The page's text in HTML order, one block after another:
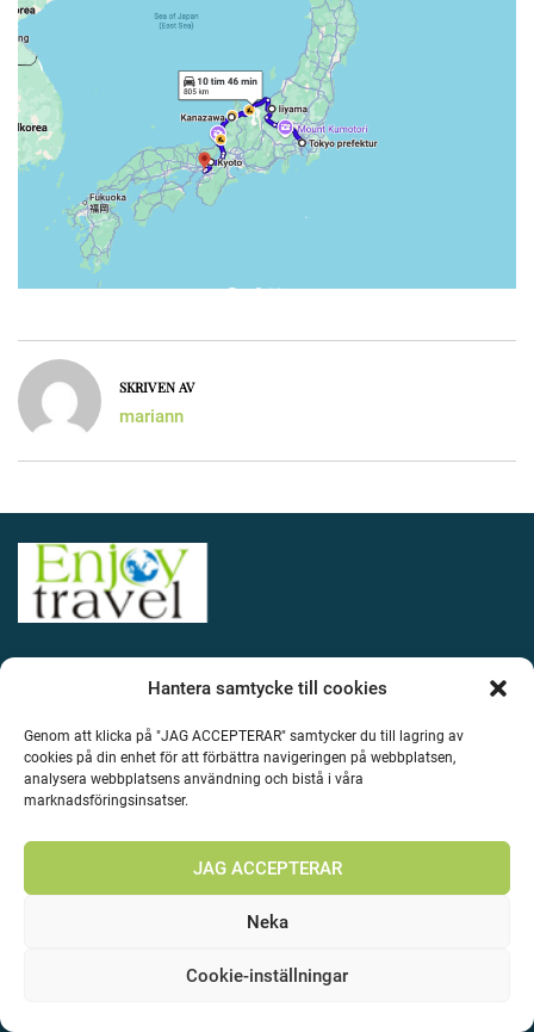
Hantera samtycke till cookies
Genom att klicka på "JAG ACCEPTERAR" samtycker du till lagring av
cookies på din enhet för att förbättra navigeringen på webbplatsen,
analysera webbplatsens användning och bistå i våra
marknadsföringsinsatser.
JAG ACCEPTERAR
Neka
Cookie-inställningar
SKRIVEN AV
mariann
+46709447610
info@enjoytravel.se